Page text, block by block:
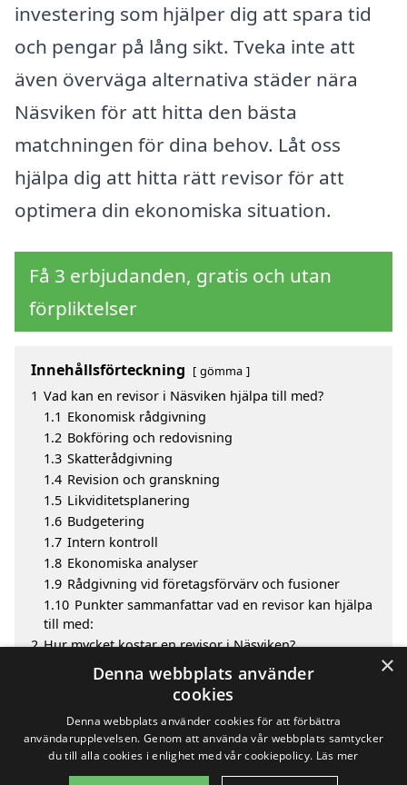
investering som hjälper dig att spara tid
och pengar på lång sikt. Tveka inte att
även överväga alternativa städer nära
Näsviken för att hitta den bästa
matchningen för dina behov. Låt oss
hjälpa dig att hitta rätt revisor för att
optimera din ekonomiska situation.
Få 3 erbjudanden, gratis och utan
förpliktelser
Innehållsförteckning gömma
1 Vad kan en revisor i Näsviken hjälpa till med?
1.1 Ekonomisk rådgivning
1.2 Bokföring och redovisning
1.3 Skatterådgivning
1.4 Revision och granskning
1.5 Likviditetsplanering
1.6 Budgetering
1.7 Intern kontroll
1.8 Ekonomiska analyser
1.9 Rådgivning vid företagsförvärv och fusioner
1.10 Punkter sammanfattar vad en revisor kan hjälpa
till med:
2 Hur mycket kostar en revisor i Näsviken?
Fördelar med att välja revisor i Näsviken
Sök efter en skicklig revisor i de omgivande städerna
×
Denna webbplats använder
cookies
Denna webbplats använder cookies för att förbättra
användarupplevelsen. Genom att använda vår webbplats samtycker
du till alla cookies i enlighet med vår cookiepolicy. Läs mer